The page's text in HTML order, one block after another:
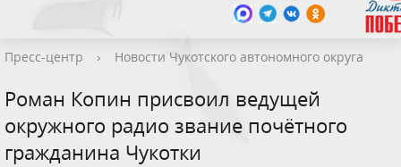
Пресс-центр › Новости Чукотского автономного округа
Роман Копин присвоил ведущей
окружного радио звание почётного
гражданина Чукотки